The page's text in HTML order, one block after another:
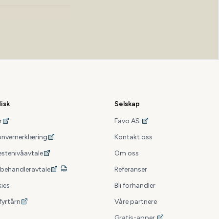
Selskap
Favo AS
Kontakt oss
Om oss
Referanser
Bli forhandler
Våre partnere